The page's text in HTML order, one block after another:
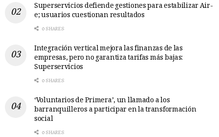
Superservicios defiende gestiones para estabilizar Air-
e; usuarios cuestionan resultados
0 SHARES
Integración vertical mejora las finanzas de las
empresas, pero no garantiza tarifas más bajas:
Superservicios
0 SHARES
‘Voluntarios de Primera’, un llamado a los
barranquilleros a participar en la transformación
social
0 SHARES